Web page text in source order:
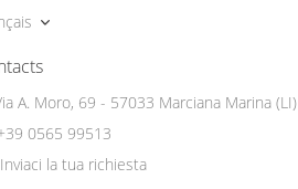
A. Moro, 69 - 57033 Marciana Marina (LI)
0565 99513
Inviaci la tua richiesta